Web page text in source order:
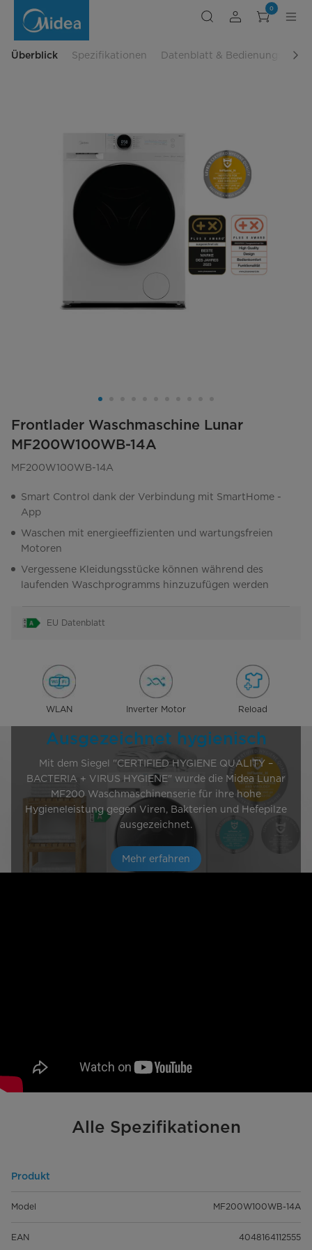
Waschmaschine
MF200W100WB-
0
Überblick Spezifikationen Datenblatt &
Frontlader Waschmaschine Lunar
MF200W100WB-14A
MF200W100WB-14A
Smart Control dank der Verbindung mit SmartHome -
App
Waschen mit energieeffizienten und wartungsfreien
Motoren
Vergessene Kleidungsstücke können während des
laufenden Waschprogramms hinzuzufügen werden
EU Datenblatt
WLAN Inverter Motor Reload
Ausgezeichnet hygienisch
Mit dem Siegel "CERTIFIED HYGIENE QUALITY –
BACTERIA + VIRUS HYGIENE" wurde die Midea Lunar
MF200 Waschmaschinenserie für ihre hohe
Hygieneleistung gegen Viren, Bakterien und Hefepilze
ausgezeichnet.
Mehr erfahren
Alle Spezifikationen
Produkt
Model MF200W100WB-14A
EAN 4048164112555